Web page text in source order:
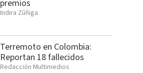
premios
Indira Zúñiga
Terremoto en Colombia:
Reportan 18 fallecidos
Redacción Multimedios